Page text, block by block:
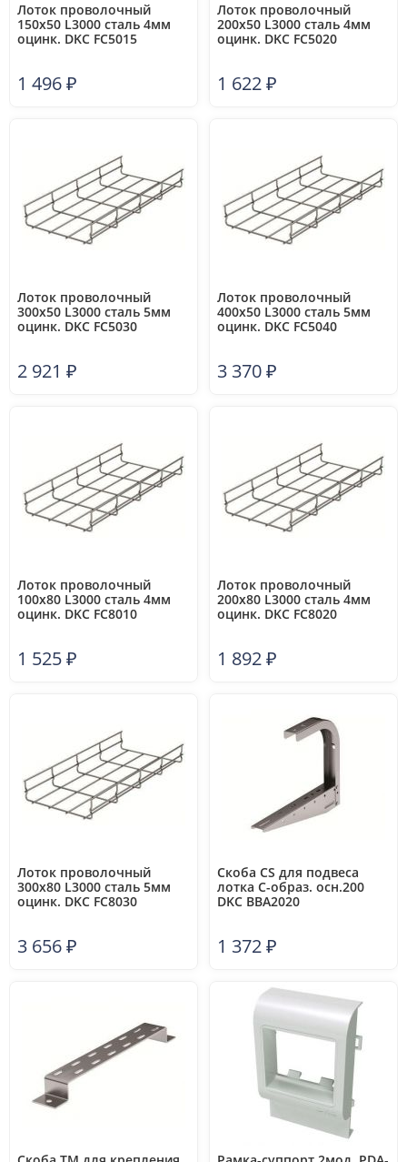
Лоток проволочный
150х50 L3000 сталь 4мм
оцинк. DKC FC5015
1 496₽
Лоток проволочный
200х50 L3000 сталь 4мм
оцинк. DKC FC5020
1 622₽
Лоток проволочный
300х50 L3000 сталь 5мм
оцинк. DKC FC5030
2 921 ₽
Лоток проволочный
400х50 L3000 сталь 5мм
оцинк. DKC FC5040
3 370₽
Лоток проволочный
100х80 L3000 сталь 4мм
оцинк. DKC FC8010
1 525₽
Лоток проволочный
200х80 L3000 сталь 4мм
оцинк. DKC FC8020
1 892₽
Лоток проволочный
300х80 L3000 сталь 5мм
оцинк. DKC FC8030
3 656₽
Скоба CS для подвеса
лотка С-образ. осн.200
DKC BBA2020
1 372₽